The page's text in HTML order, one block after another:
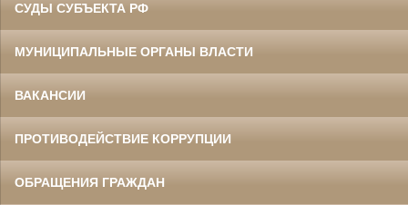
СУДЫ СУБЪЕКТА РФ
МУНИЦИПАЛЬНЫЕ ОРГАНЫ ВЛАСТИ
ВАКАНСИИ
ПРОТИВОДЕЙСТВИЕ КОРРУПЦИИ
ОБРАЩЕНИЯ ГРАЖДАН